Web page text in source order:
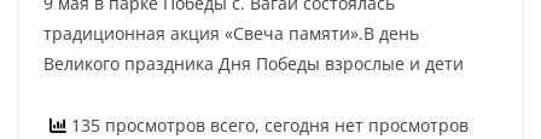
традиционная акция «Свеча памяти».В день
Великого праздника Дня Победы взрослые и дети
135 просмотров всего, сегодня нет просмотров